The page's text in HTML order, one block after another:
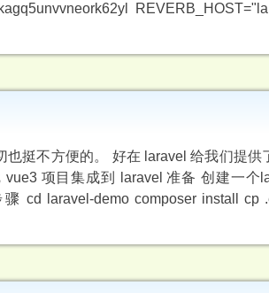
挺不方便的。 好在 laravel 给我们提供
项目集成到 laravel 准备 创建一个
cd laravel-demo composer install cp